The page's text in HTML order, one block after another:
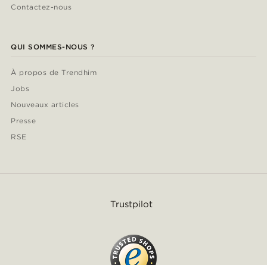
Contactez-nous
QUI SOMMES-NOUS ?
À propos de Trendhim
Jobs
Nouveaux articles
Presse
RSE
Trustpilot